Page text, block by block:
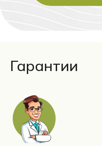
Гарантии